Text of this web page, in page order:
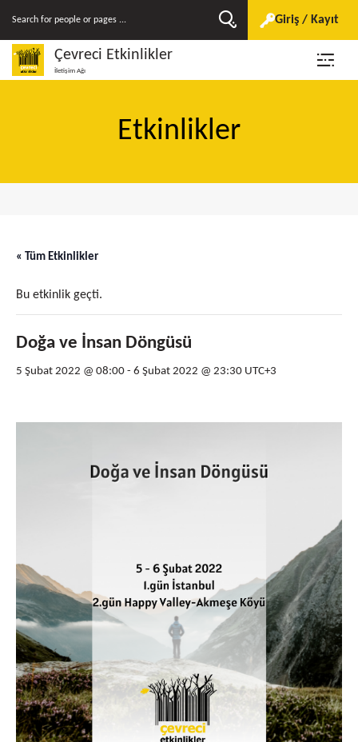
Giriş / Kayıt
Çevreci Etkinlikler
İletişim Ağı
Etkinlikler
« Tüm Etkinlikler
Bu etkinlik geçti.
Doğa ve İnsan Döngüsü
5 Şubat 2022 @ 08:00 - 6 Şubat 2022 @ 23:30 UTC+3